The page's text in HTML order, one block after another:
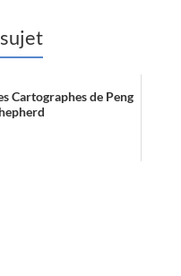
Cartographes de Peng